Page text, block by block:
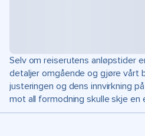
Selv om reiserutens anløpstider
detaljer omgående og gjøre vårt
justeringen og dens innvirkning
mot all formodning skulle skje en